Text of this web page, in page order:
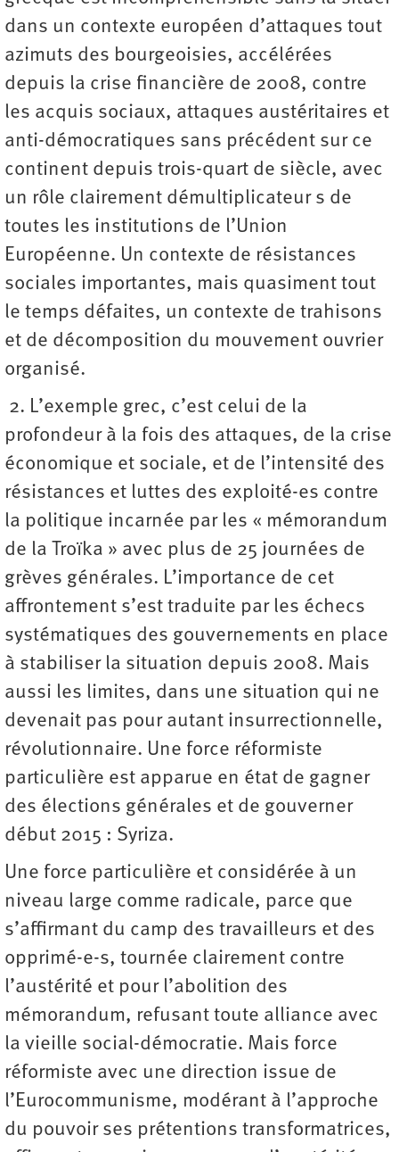
dans un contexte européen d’attaques tout
azimuts des bourgeoisies, accélérées
depuis la crise financière de 2008, contre
les acquis sociaux, attaques austéritaires et
anti-démocratiques sans précédent sur ce
continent depuis trois-quart de siècle, avec
un rôle clairement démultiplicateur s de
toutes les institutions de l’Union
Européenne. Un contexte de résistances
sociales importantes, mais quasiment tout
le temps défaites, un contexte de trahisons
et de décomposition du mouvement ouvrier
organisé.
2. L’exemple grec, c’est celui de la
profondeur à la fois des attaques, de la crise
économique et sociale, et de l’intensité des
résistances et luttes des exploité-es contre
la politique incarnée par les « mémorandum
de la Troïka » avec plus de 25 journées de
grèves générales. L’importance de cet
affrontement s’est traduite par les échecs
systématiques des gouvernements en place
à stabiliser la situation depuis 2008. Mais
aussi les limites, dans une situation qui ne
devenait pas pour autant insurrectionnelle,
révolutionnaire. Une force réformiste
particulière est apparue en état de gagner
des élections générales et de gouverner
début 2015 : Syriza.
Une force particulière et considérée à un
niveau large comme radicale, parce que
s’affirmant du camp des travailleurs et des
opprimé-e-s, tournée clairement contre
l’austérité et pour l’abolition des
mémorandum, refusant toute alliance avec
la vieille social-démocratie. Mais force
réformiste avec une direction issue de
l’Eurocommunisme, modérant à l’approche
du pouvoir ses prétentions transformatrices,